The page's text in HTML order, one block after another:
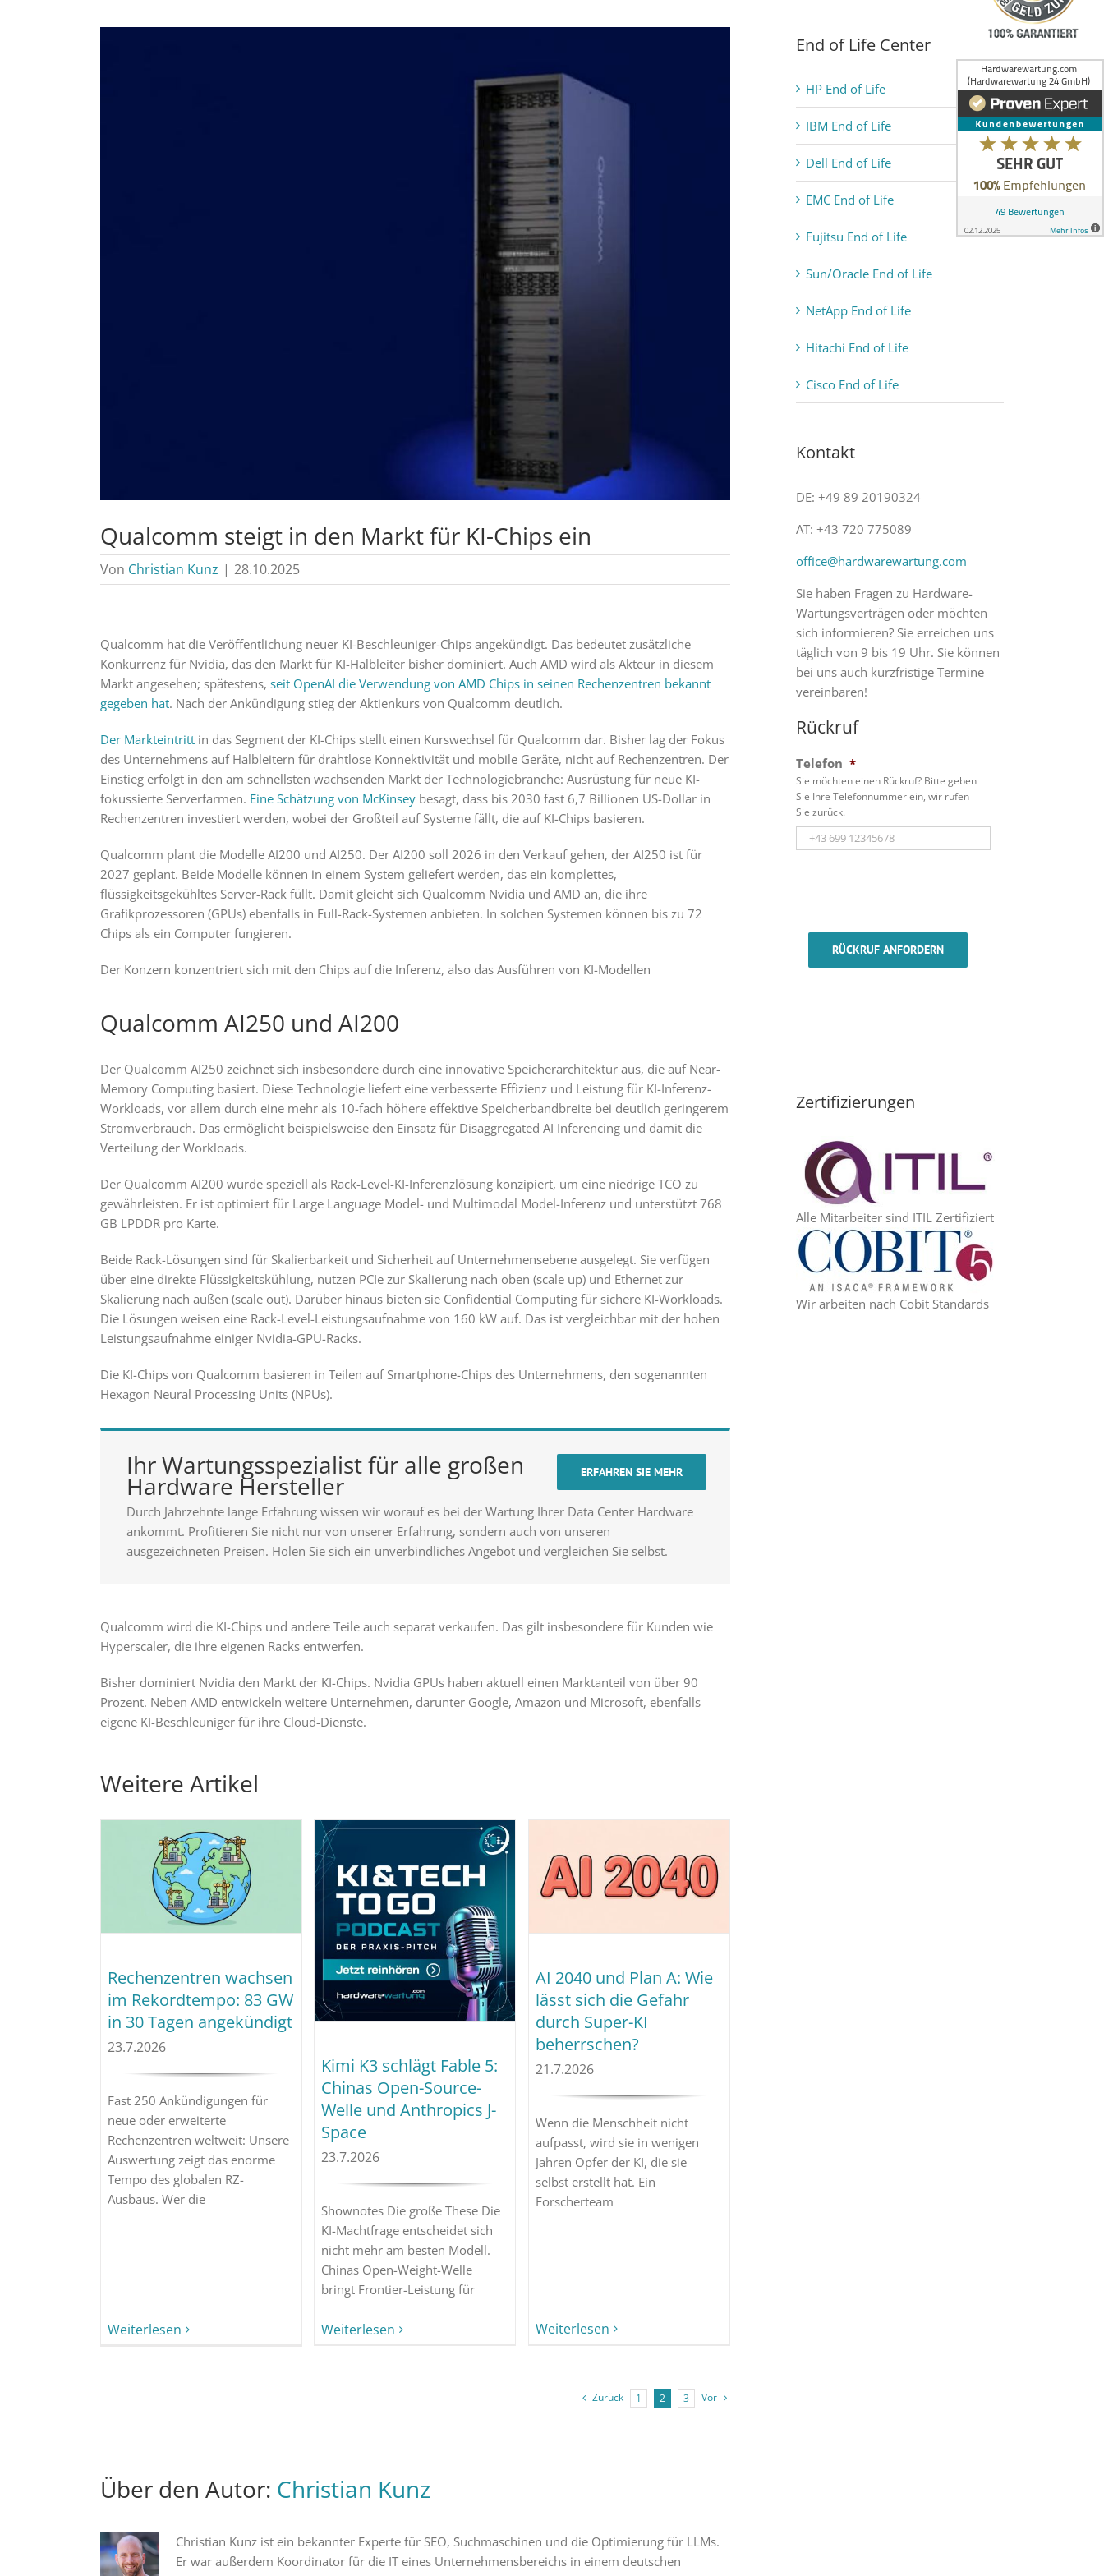
Qualcomm steigt in den Markt für KI-Chips ein
Von Christian Kunz | 28.10.2025
Qualcomm hat die Veröffentlichung neuer KI-Beschleuniger-Chips angekündigt. Das bedeutet zusätzliche
Konkurrenz für Nvidia, das den Markt für KI-Halbleiter bisher dominiert. Auch AMD wird als Akteur in diesem
Markt angesehen; spätestens, seit OpenAI die Verwendung von AMD Chips in seinen Rechenzentren bekannt
gegeben hat. Nach der Ankündigung stieg der Aktienkurs von Qualcomm deutlich.
Der Markteintrittin das Segment der KI-Chips stellt einen Kurswechsel für Qualcomm dar. Bisher lag der Fokus
des Unternehmens auf Halbleitern für drahtlose Konnektivität und mobile Geräte, nicht auf Rechenzentren. Der
Einstieg erfolgt in den am schnellsten wachsenden Markt der Technologiebranche: Ausrüstung für neue KI-
fokussierte Serverfarmen. Eine Schätzung von McKinseybesagt, dass bis 2030 fast 6,7 Billionen US-Dollar in
Rechenzentren investiert werden, wobei der Großteil auf Systeme fällt, die auf KI-Chips basieren.
Qualcomm plant die Modelle AI200 und AI250. Der AI200 soll 2026 in den Verkauf gehen, der AI250 ist für
2027 geplant. Beide Modelle können in einem System geliefert werden, das ein komplettes,
flüssigkeitsgekühltes Server-Rack füllt. Damit gleicht sich Qualcomm Nvidia und AMD an, die ihre
Grafikprozessoren (GPUs) ebenfalls in Full-Rack-Systemen anbieten. In solchen Systemen können bis zu 72
Chips als ein Computer fungieren.
Der Konzern konzentriert sich mit den Chips auf die Inferenz, also das Ausführen von KI-Modellen
Qualcomm AI250 und AI200
Der Qualcomm AI250 zeichnet sich insbesondere durch eine innovative Speicherarchitektur aus, die auf Near-
Memory Computing basiert. Diese Technologie liefert eine verbesserte Effizienz und Leistung für KI-Inferenz-
Workloads, vor allem durch eine mehr als 10-fach höhere effektive Speicherbandbreite bei deutlich geringerem
Stromverbrauch. Das ermöglicht beispielsweise den Einsatz für Disaggregated AI Inferencing und damit die
Verteilung der Workloads.
Der Qualcomm AI200 wurde speziell als Rack-Level-KI-Inferenzlösung konzipiert, um eine niedrige TCO zu
gewährleisten. Er ist optimiert für Large Language Model- und Multimodal Model-Inferenz und unterstützt 768
GB LPDDR pro Karte.
Beide Rack-Lösungen sind für Skalierbarkeit und Sicherheit auf Unternehmensebene ausgelegt. Sie verfügen
über eine direkte Flüssigkeitskühlung, nutzen PCIe zur Skalierung nach oben (scale up) und Ethernet zur
Skalierung nach außen (scale out). Darüber hinaus bieten sie Confidential Computing für sichere KI-Workloads.
Die Lösungen weisen eine Rack-Level-Leistungsaufnahme von 160 kW auf. Das ist vergleichbar mit der hohen
Leistungsaufnahme einiger Nvidia-GPU-Racks.
Die KI-Chips von Qualcomm basieren in Teilen auf Smartphone-Chips des Unternehmens, den sogenannten
Hexagon Neural Processing Units (NPUs).
ERFAHREN SIE MEHR
Ihr Wartungsspezialist für alle großen
Hardware Hersteller
Durch Jahrzehnte lange Erfahrung wissen wir worauf es bei der Wartung Ihrer Data Center Hardware
ankommt. Profitieren Sie nicht nur von unserer Erfahrung, sondern auch von unseren
ausgezeichneten Preisen. Holen Sie sich ein unverbindliches Angebot und vergleichen Sie selbst.
Qualcomm wird die KI-Chips und andere Teile auch separat verkaufen. Das gilt insbesondere für Kunden wie
Hyperscaler, die ihre eigenen Racks entwerfen.
Bisher dominiert Nvidia den Markt der KI-Chips. Nvidia GPUs haben aktuell einen Marktanteil von über 90
Prozent. Neben AMD entwickeln weitere Unternehmen, darunter Google, Amazon und Microsoft, ebenfalls
eigene KI-Beschleuniger für ihre Cloud-Dienste.
Weitere Artikel
Rechenzentren wachsen
im Rekordtempo: 83 GW
in 30 Tagen angekündigt
23.7.2026
Fast 250 Ankündigungen für
neue oder erweiterte
Rechenzentren weltweit: Unsere
Auswertung zeigt das enorme
Tempo des globalen RZ-
Ausbaus. Wer die
Weiterlesen
Kimi K3 schlägt Fable 5:
Chinas Open-Source-
Welle und Anthropics J-
Space
23.7.2026
Shownotes Die große These Die
KI-Machtfrage entscheidet sich
nicht mehr am besten Modell.
Chinas Open-Weight-Welle
bringt Frontier-Leistung für
Weiterlesen
AI 2040 und Plan A: Wie
lässt sich die Gefahr
durch Super-KI
beherrschen?
21.7.2026
Wenn die Menschheit nicht
aufpasst, wird sie in wenigen
Jahren Opfer der KI, die sie
selbst erstellt hat. Ein
Forscherteam
Weiterlesen
Zurück 1 2 3 Vor
Über den Autor: Christian Kunz
Christian Kunz ist ein bekannter Experte für SEO, Suchmaschinen und die Optimierung für LLMs.
Er war außerdem Koordinator für die IT eines Unternehmensbereichs in einem deutschen
End of Life Center
HP End of Life
IBM End of Life
Dell End of Life
EMC End of Life
Fujitsu End of Life
Sun/Oracle End of Life
NetApp End of Life
Hitachi End of Life
Cisco End of Life
Kontakt
DE: +49 89 20190324
AT: +43 720 775089
office@hardwarewartung.com
Sie haben Fragen zu Hardware-
Wartungsverträgen oder möchten
sich informieren? Sie erreichen uns
täglich von 9 bis 19 Uhr. Sie können
bei uns auch kurzfristige Termine
vereinbaren!
Rückruf
Telefon *
Sie möchten einen Rückruf? Bitte geben
Sie Ihre Telefonnummer ein, wir rufen
Sie zurück.
RÜCKRUF ANFORDERN
Zertifizierungen
Alle Mitarbeiter sind ITIL Zertifiziert
Wir arbeiten nach Cobit Standards